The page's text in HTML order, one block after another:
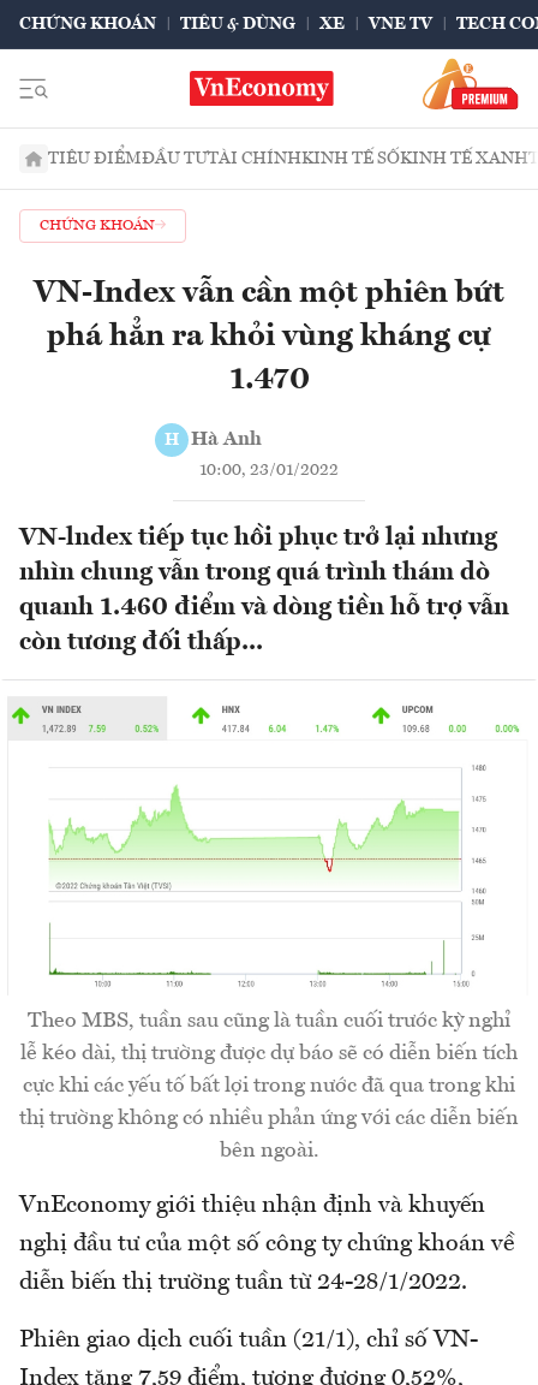
CHỨNG KHOÁN TIÊU & DÙNG XE VNE TV TECH
TIÊU ĐIỂMĐẦU TƯTÀI CHÍNHKINH TẾ SỐKINH TẾ XANH
CHỨNG KHOÁN
VN-Index vẫn cần một phiên bứt
phá hẳn ra khỏi vùng kháng cự
1.470
H Hà Anh
10:00, 23/01/2022
VN-lndex tiếp tục hồi phục trở lại nhưng
nhìn chung vẫn trong quá trình thám dò
quanh 1.460 điểm và dòng tiền hỗ trợ vẫn
còn tương đối thấp...
Theo MBS, tuần sau cũng là tuần cuối trước kỳ nghỉ
lễ kéo dài, thị trường được dự báo sẽ có diễn biến tích
cực khi các yếu tố bất lợi trong nước đã qua trong khi
thị trường không có nhiều phản ứng với các diễn biến
bên ngoài.
VnEconomy giới thiệu nhận định và khuyến
nghị đầu tư của một số công ty chứng khoán về
diễn biến thị trường tuần từ 24-28/1/2022.
Phiên giao dịch cuối tuần (21/1), chỉ số VN-
Index tăng 7,59 điểm, tương đương 0,52%,